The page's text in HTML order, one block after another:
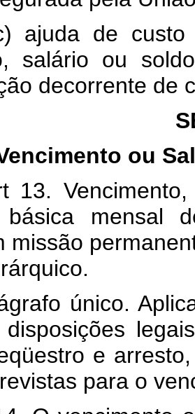
ajuda de
salário ou
decorrente de
ou
13.
básica mensal
missão
único.
e
para o